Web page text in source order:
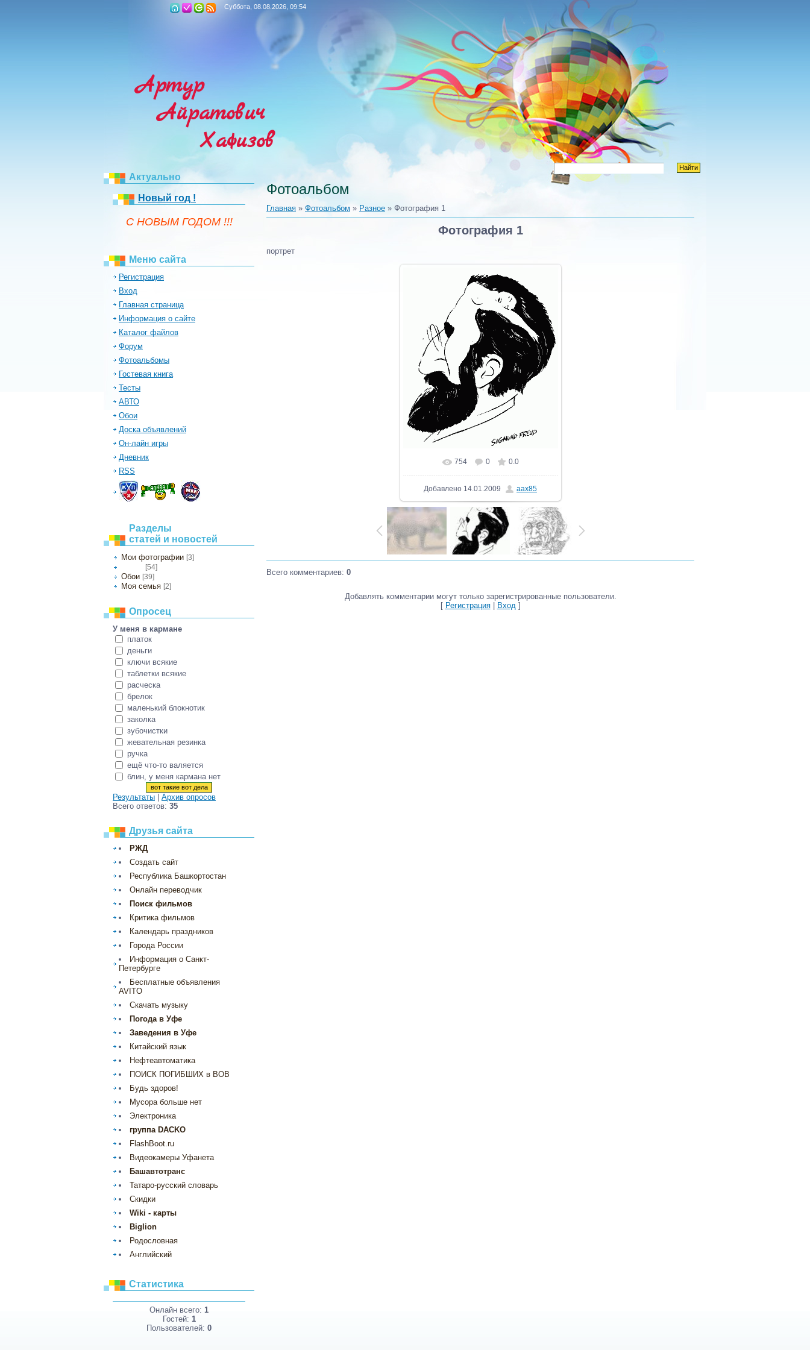
Суббота, 08.08.2026, 09:54
Артур
Айратович
Хафизов
Актуально
Новый год !
C НОВЫМ ГОДОМ !!!
Меню сайта
Регистрация
Вход
Главная страница
Информация о сайте
Каталог файлов
Форум
Фотоальбомы
Гостевая книга
Тесты
АВТО
Обои
Доска объявлений
Он-лайн игры
Дневник
RSS
Разделы
статей и новостей
Мои фотографии [3]
[54]
Обои [39]
Моя семья [2]
Опросец
У меня в кармане
платок
деньги
ключи всякие
таблетки всякие
расческа
брелок
маленький блокнотик
заколка
зубочистки
жевательная резинка
ручка
ещё что-то валяется
блин, у меня кармана нет
Результаты
Архив опросов
Всего ответов: 35
Друзья сайта
РЖД
Создать сайт
Республика Башкортостан
Онлайн переводчик
Поиск фильмов
Критика фильмов
Календарь праздников
Города России
Информация о Санкт-
Петербурге
Бесплатные объявления
AVITO
Скачать музыку
Погода в Уфе
Заведения в Уфе
Китайский язык
Нефтеавтоматика
ПОИСК ПОГИБШИХ в ВОВ
Будь здоров!
Мусора больше нет
Электроника
группа DACKO
FlashBoot.ru
Видеокамеры Уфанета
Башавтотранс
Татаро-русский словарь
Скидки
Wiki - карты
Biglion
Родословная
Английский
Статистика
Онлайн всего: 1
Гостей: 1
Пользователей: 0
Фотоальбом
Главная » Фотоальбом » Разное » Фотография 1
Фотография 1
портрет
754 0 0.0
Добавлено 14.01.2009 aax85
Всего комментариев: 0
Добавлять комментарии могут только зарегистрированные пользователи.
[ Регистрация| Вход]